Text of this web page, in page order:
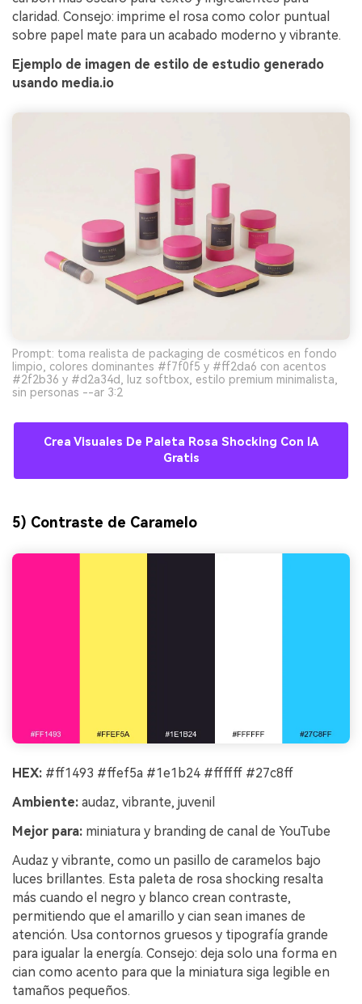
claridad. Consejo: imprime el rosa como color puntual
sobre papel mate para un acabado moderno y vibrante.
Ejemplo de imagen de estilo de estudio generado
usando media.io
Prompt: toma realista de packaging de cosméticos en fondo
limpio, colores dominantes #f7f0f5 y #ff2da6 con acentos
#2f2b36 y #d2a34d, luz softbox, estilo premium minimalista,
sin personas --ar 3:2
Crea Visuales De Paleta Rosa Shocking Con IA
Gratis
5) Contraste de Caramelo
HEX: #ff1493 #ffef5a #1e1b24 #ffffff #27c8ff
Ambiente: audaz, vibrante, juvenil
Mejor para: miniatura y branding de canal de YouTube
Audaz y vibrante, como un pasillo de caramelos bajo
luces brillantes. Esta paleta de rosa shocking resalta
más cuando el negro y blanco crean contraste,
permitiendo que el amarillo y cian sean imanes de
atención. Usa contornos gruesos y tipografía grande
para igualar la energía. Consejo: deja solo una forma en
cian como acento para que la miniatura siga legible en
tamaños pequeños.